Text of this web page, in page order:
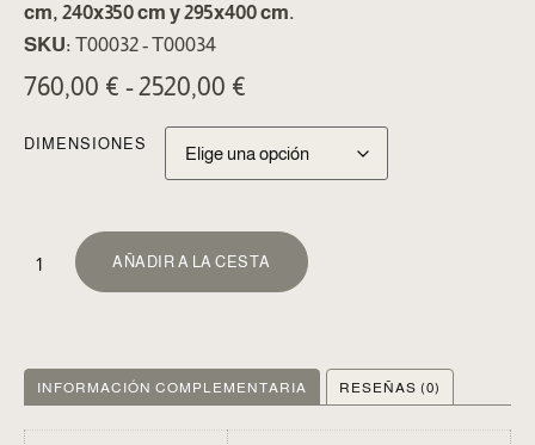
cm, 240x350 cm y 295x400 cm.
SKU: T00032 - T00034
760,00 € -2520,00 €
DIMENSIONES
AÑADIR A LA CESTA
INFORMACIÓN COMPLEMENTARIA RESEÑAS (0)